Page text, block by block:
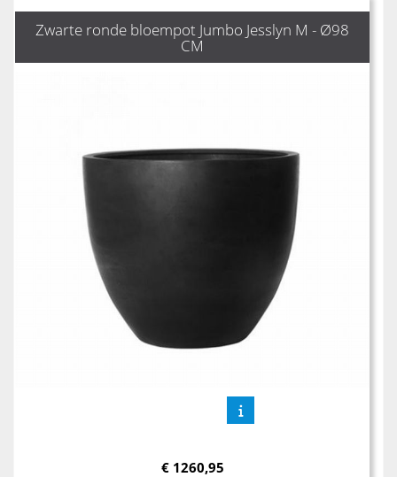
Zwarte ronde bloempot Jumbo Jesslyn M - Ø98
CM
€ 1260,95